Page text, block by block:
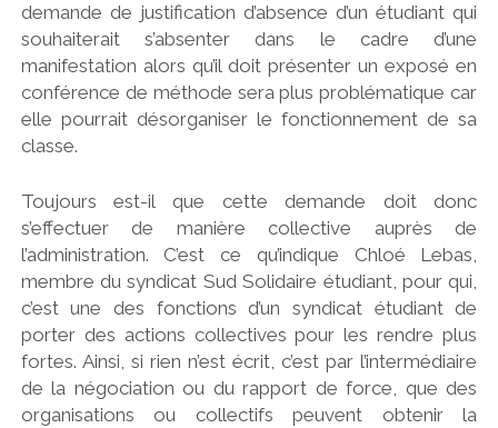
demande de justification d’absence d’un étudiant qui
souhaiterait s’absenter dans le cadre d’une
manifestation alors qu’il doit présenter un exposé en
conférence de méthode sera plus problématique car
elle pourrait désorganiser le fonctionnement de sa
classe.
Toujours est-il que cette demande doit donc
s’effectuer de manière collective auprès de
l’administration. C’est ce qu’indique Chloé Lebas,
membre du syndicat Sud Solidaire étudiant, pour qui,
c’est une des fonctions d’un syndicat étudiant de
porter des actions collectives pour les rendre plus
fortes. Ainsi, si rien n’est écrit, c’est par l’intermédiaire
de la négociation ou du rapport de force, que des
organisations ou collectifs peuvent obtenir la